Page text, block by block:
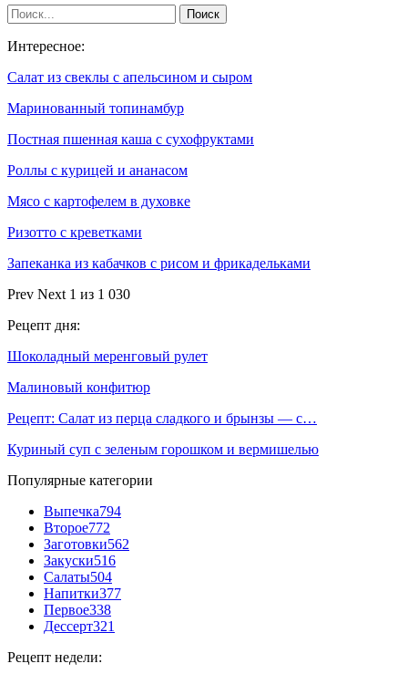
Интересное:
Салат из свеклы с апельсином и сыром
Маринованный топинамбур
Постная пшенная каша с сухофруктами
Роллы с курицей и ананасом
Мясо с картофелем в духовке
Ризотто с креветками
Запеканка из кабачков с рисом и фрикадельками
Prev Next 1 из 1 030
Рецепт дня:
Шоколадный меренговый рулет
Малиновый конфитюр
Рецепт: Салат из перца сладкого и брынзы — с…
Куриный суп с зеленым горошком и вермишелью
Популярные категории
Выпечка794
Второе772
Заготовки562
Закуски516
Салаты504
Напитки377
Первое338
Дессерт321
Рецепт недели: